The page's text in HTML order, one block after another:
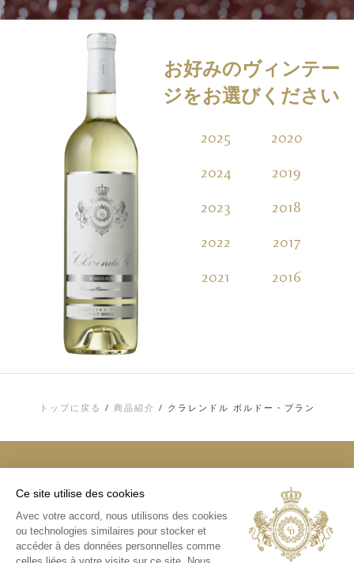
お好みのヴィンテー
ジをお選びください
2025
2024
2023
2022
2021
2020
2019
2018
2017
2016
トップに戻る / 商品紹介 / クラレンドル ボルドー・ブラン
お問い合わせ
利用規約
個人情報およびCOOKIE（クッキー）に関す
る方針
トップ
Ce site utilise des cookies
Avec votre accord, nous utilisons des cookies
ou technologies similaires pour stocker et
accéder à des données personnelles comme